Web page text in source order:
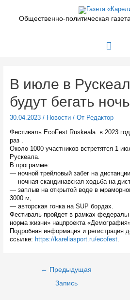
содержимомуОбщественно-политическая
В июле в
будут бегать
30.04.2023/ Новости/ От Редактор
Фестиваль EcoFest Ruskeala в 2023
раз .
Около 1000 участников встретятся 1
Рускеала.
В программе:
— ночной трейловый забег на
— ночная скандинавская ходьба на
— заплыв на открытой воде в
3000 м;
— авторская гонка на SUP бордах.
Фестиваль пройдет в рамках
норма жизни» нацпроекта
Подробная информация и регистрация
ссылке: https://kareliasport.ru/ecofest.
Навигация
← Предыдущая
Запись